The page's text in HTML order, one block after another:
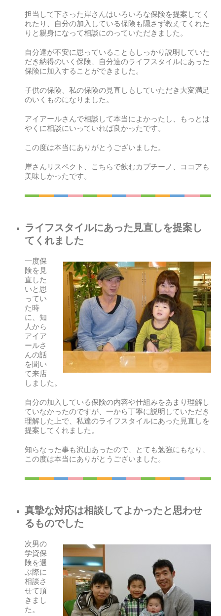
担当して下さった岸さんはいろいろな保険を提案してく
れたり、自分の加入している保険も隠さず教えてくれた
りと親身になって相談にのっていただきました。
自分達が不安に思っていることもしっかり説明していた
だき納得のいく保険、自分達のライフスタイルにあった
保険に加入することができました。
子供の保険、私の保険の見直しもしていただき大変満足
のいくものになりました。
アイアールさんで相談して本当によかったし、もっとは
やくに相談にいっていれば良かったです。
この度は本当にありがとうございました。
岸さんリスペクト、こちらで飲むカプチーノ、ココアも
美味しかったです。
ライフスタイルにあった見直しを提案し
てくれました
一度保
険を見
直した
いと思
ってい
た時
に、知
人から
アイア
ールさ
んの話
を聞い
て来店
しました。
自分の加入している保険の内容や仕組みをあまり理解し
ていなかったのですが、一から丁寧に説明していただき
理解した上で、私達のライフスタイルにあった見直しを
提案してくれました。
知らなった事も沢山あったので、とても勉強にもなり、
この度は本当にありがとうございました。
真摯な対応は相談してよかったと思わせ
るものでした
次男の
学資保
険を選
ぶ際に
相談さ
せて頂
きまし
た。